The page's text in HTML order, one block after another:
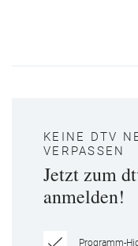
KEINE DTV
VERPASSEN
Jetzt zum
anmelden!
Programm-